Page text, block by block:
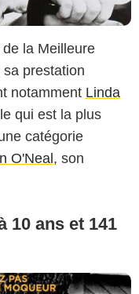
la Meilleure
prestation
notamment Linda
qui est la plus
catégorie
O'Neal , son
10 ans et 141